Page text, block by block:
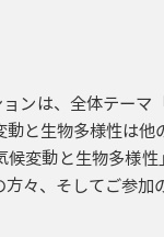
ンは、全体テーマ
と生物多様性は
候変動と生物多様
々、そしてご参加